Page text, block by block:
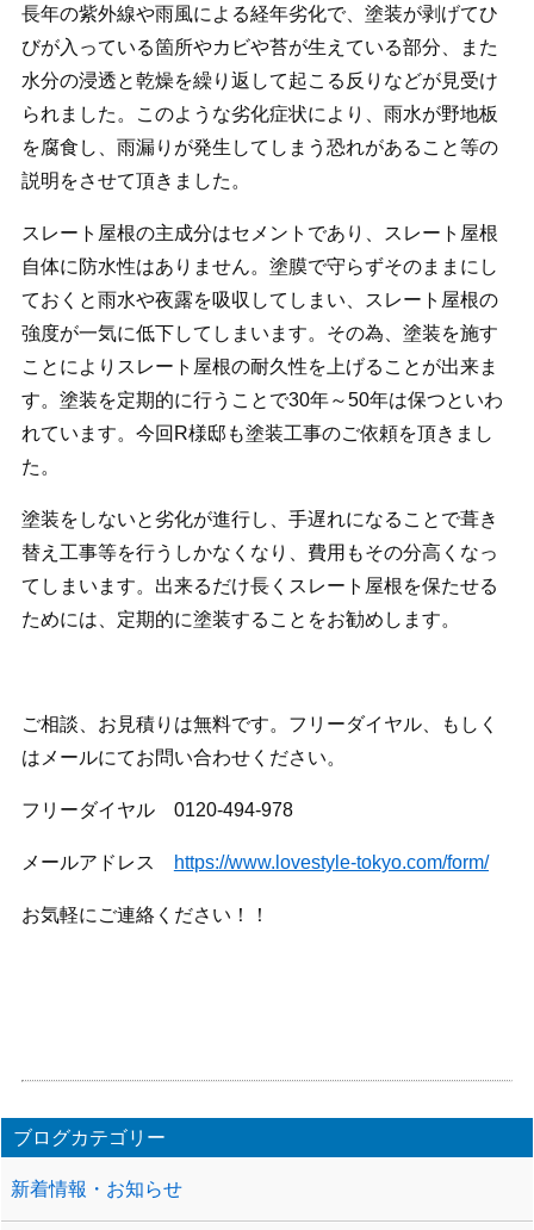
長年の紫外線や雨風による経年劣化で、塗装が剥げてひ
びが入っている箇所やカビや苔が生えている部分、また
水分の浸透と乾燥を繰り返して起こる反りなどが見受け
られました。このような劣化症状により、雨水が野地板
を腐食し、雨漏りが発生してしまう恐れがあること等の
説明をさせて頂きました。
スレート屋根の主成分はセメントであり、スレート屋根
自体に防水性はありません。塗膜で守らずそのままにし
ておくと雨水や夜露を吸収してしまい、スレート屋根の
強度が一気に低下してしまいます。その為、塗装を施す
ことによりスレート屋根の耐久性を上げることが出来ま
す。塗装を定期的に行うことで30年～50年は保つといわ
れています。今回R様邸も塗装工事のご依頼を頂きまし
た。
塗装をしないと劣化が進行し、手遅れになることで葺き
替え工事等を行うしかなくなり、費用もその分高くなっ
てしまいます。出来るだけ長くスレート屋根を保たせる
ためには、定期的に塗装することをお勧めします。
ご相談、お見積りは無料です。フリーダイヤル、もしく
はメールにてお問い合わせください。
フリーダイヤル 0120-494-978
メールアドレス https://www.lovestyle-tokyo.com/form/
お気軽にご連絡ください！！
ブログカテゴリー
新着情報・お知らせ